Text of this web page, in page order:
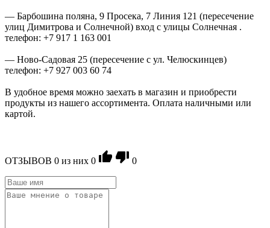
— Барбошина поляна, 9 Просека, 7 Линия 121 (пересечение
улиц Димитрова и Солнечной) вход с улицы Солнечная .
телефон: +7 917 1 163 001
— Ново-Садовая 25 (пересечение с ул. Челюскинцев)
телефон: +7 927 003 60 74
В удобное время можно заехать в магазин и приобрести
продукты из нашего ассортимента. Оплата наличными или
картой.
ОТЗЫВОВ 0 из ниx 0 0